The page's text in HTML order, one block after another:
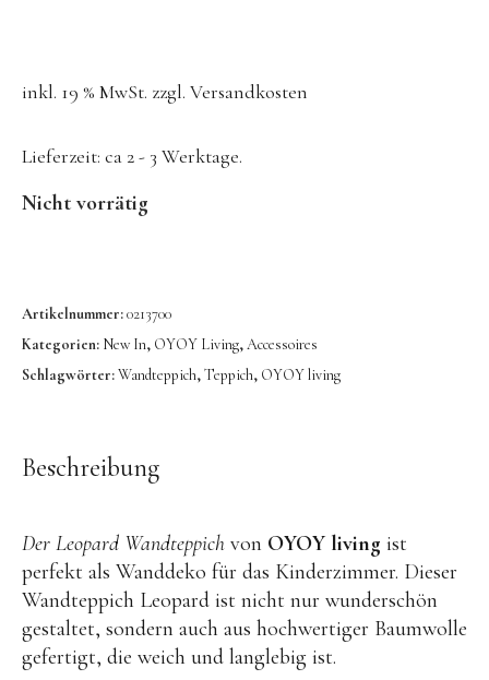
LIEWOOD
DUFTE Manufaktur
MINI KYOMO | Kinderuhren
Mr MARIA | Leuchten
NUUKK | Papierdesign & Kissen
OVO things | Kerzenhalter
PLÜKT | Tees
Sköna Ting | Papeterie
studio ROOF | Bastel-Sets
inkl. 19 % MwSt. zzgl. Versandkosten
Lieferzeit: ca 2 - 3 Werktage.
Nicht vorrätig
Artikelnummer:0213700
Kategorien: New In, OYOY Living,Accessoires
Schlagwörter:Wandteppich,Teppich, OYOY living
Beschreibung
Der Leopard Wandteppich von OYOY living ist
perfekt als Wanddeko für das Kinderzimmer. Dieser
Wandteppich Leopard ist nicht nur wunderschön
gestaltet, sondern auch aus hochwertiger Baumwolle
gefertigt, die weich und langlebig ist.